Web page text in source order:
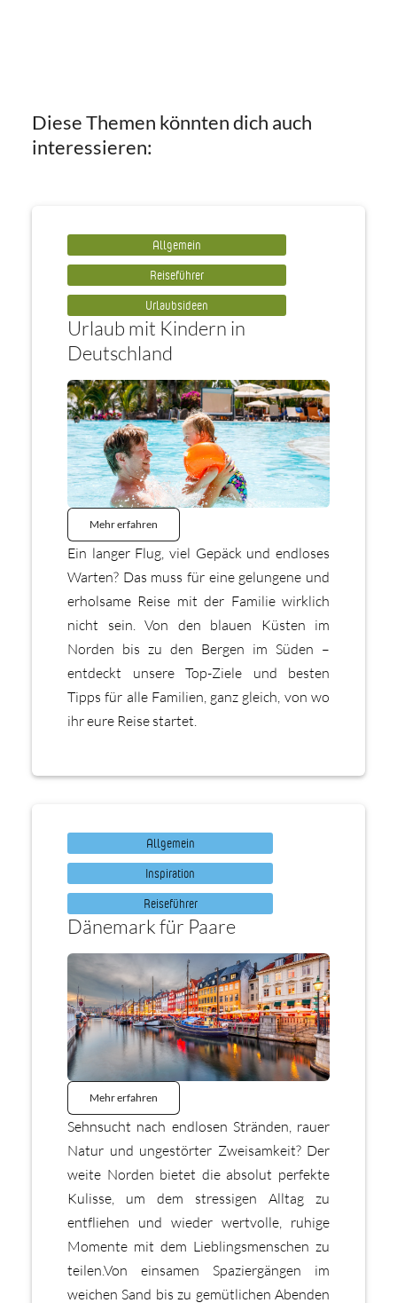
Diese Themen könnten dich auch
interessieren:
Allgemein
Reiseführer
Urlaubsideen
Urlaub mit Kindern in
Deutschland
Ein langer Flug, viel Gepäck und endloses
Warten? Das muss für eine gelungene und
erholsame Reise mit der Familie wirklich
nicht sein. Von den blauen Küsten im
Norden bis zu den Bergen im Süden –
entdeckt unsere Top-Ziele und besten
Tipps für alle Familien, ganz gleich, von wo
ihr eure Reise startet.
Mehr erfahren
Allgemein
Inspiration
Reiseführer
Dänemark für Paare
Sehnsucht nach endlosen Stränden, rauer
Natur und ungestörter Zweisamkeit? Der
weite Norden bietet die absolut perfekte
Kulisse, um dem stressigen Alltag zu
entfliehen und wieder wertvolle, ruhige
Momente mit dem Lieblingsmenschen zu
teilen.Von einsamen Spaziergängen im
weichen Sand bis zu gemütlichen Abenden
Mehr erfahren